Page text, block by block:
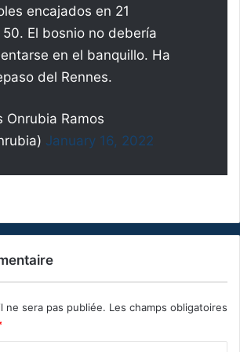
encajados en 21
El bosnio no debería
en el banquillo. Ha
del Rennes.
Ramos
January 16, 2022
ne sera pas publiée. Les champs obligatoires